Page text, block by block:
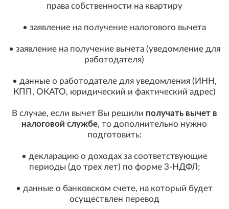
права собственности на квартиру
• заявление на получение налогового вычета
• заявление на получение вычета (уведомление для
работодателя)
• данные о работодателе для уведомления (ИНН,
КПП, ОКАТО, юридический и фактический адрес)
В случае, если вычет Вы решили получать вычет в
налоговой службе, то дополнительно нужно
подготовить:
• декларацию о доходах за соответствующие
периоды (до трех лет) по форме 3-НДФЛ;
• данные о банковском счете, на который будет
осуществлен перевод